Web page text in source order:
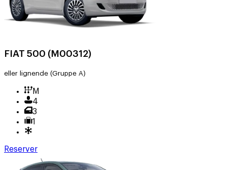
FIAT 500 (M00312)
eller lignende (Gruppe A)
M
4
3
1
Reserver